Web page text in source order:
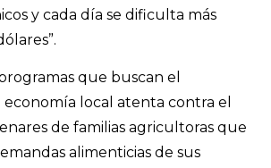
y cada día se dificulta más
que buscan el
local atenta contra el
de familias agricultoras que
alimenticias de sus